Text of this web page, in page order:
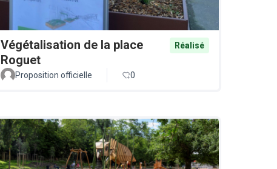
Végétalisation de la place
Roguet
Réalisé
Proposition officielle 0